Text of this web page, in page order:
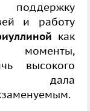
и работу
как
высокого
дала